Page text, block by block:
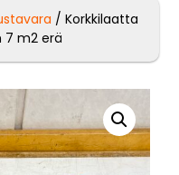
/ Korkkilaatta
7 m2 erä